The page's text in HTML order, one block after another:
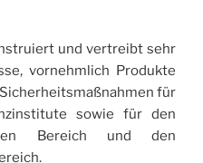
und vertreibt sehr
vornehmlich Produkte
für
sowie für den
Bereich und den